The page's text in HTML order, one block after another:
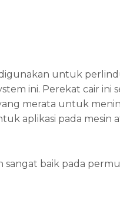
untuk
ini. Perekat cair ini
merata untuk
aplikasi pada mesin
sangat baik pada